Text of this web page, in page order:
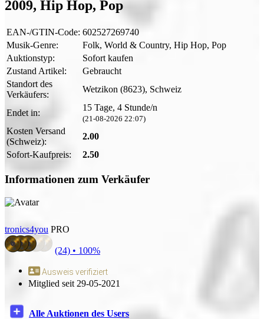
2009, Hip Hop, Pop
EAN-/GTIN-Code: 602527269740
Musik-Genre:
Folk, World & Country, Hip Hop, Pop
Auktionstyp:
Sofort kaufen
Zustand Artikel:
Gebraucht
Standort des
Verkäufers:
Wetzikon (8623), Schweiz
Endet in:
15 Tage, 4 Stunde/n
(21-08-2026 22:07)
Kosten Versand
(Schweiz):
2.00
Sofort-Kaufpreis:
2.50
Informationen zum Verkäufer
tronics4you PRO
(24) • 100%
Ausweis verifiziert
Mitglied seit 29-05-2021
Alle Auktionen des Users